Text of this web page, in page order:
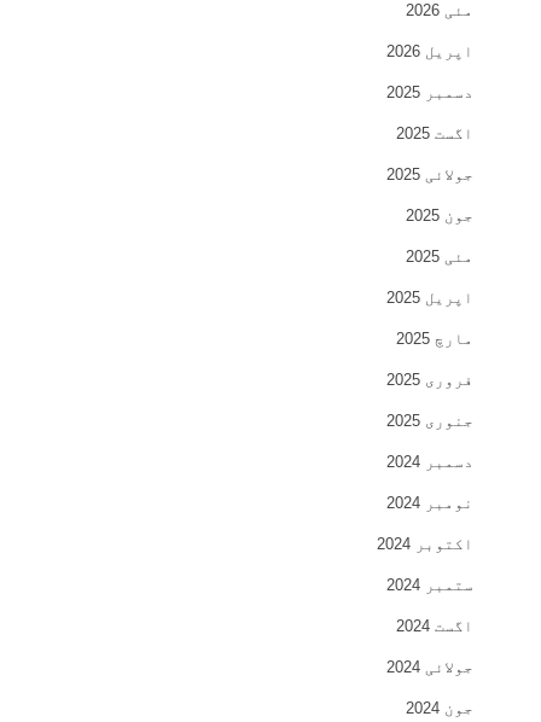
مئی 2026
اپریل 2026
دسمبر 2025
اگست 2025
جولائی 2025
جون 2025
مئی 2025
اپریل 2025
مارچ 2025
فروری 2025
جنوری 2025
دسمبر 2024
نومبر 2024
اکتوبر 2024
ستمبر 2024
اگست 2024
جولائی 2024
جون 2024